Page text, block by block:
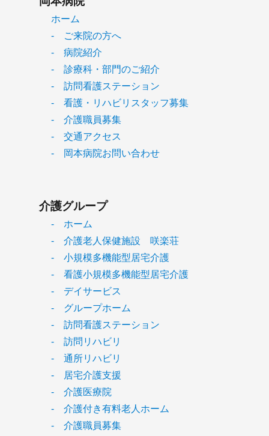
ホーム
- ご来院の方へ
- 病院紹介
- 診療科・部門のご紹介
- 訪問看護ステーション
- 看護・リハビリスタッフ募集
- 介護職員募集
- 交通アクセス
- 岡本病院お問い合わせ
介護グループ
- ホーム
- 介護老人保健施設 咲楽荘
- 小規模多機能型居宅介護
- 看護小規模多機能型居宅介護
- デイサービス
- グループホーム
- 訪問看護ステーション
- 訪問リハビリ
- 通所リハビリ
- 居宅介護支援
- 介護医療院
- 介護付き有料老人ホーム
- 介護職員募集